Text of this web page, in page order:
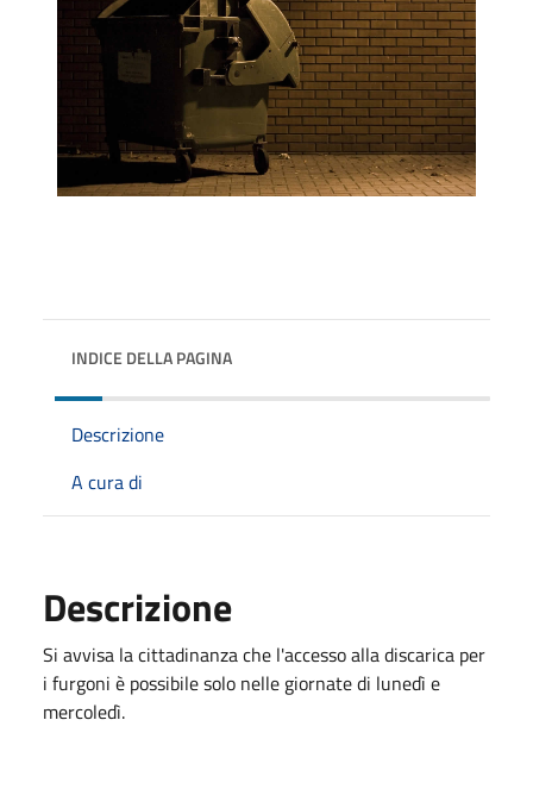
INDICE DELLA PAGINA
Descrizione
A cura di
Descrizione
Si avvisa la cittadinanza che l'accesso alla discarica per
i furgoni è possibile solo nelle giornate di lunedì e
mercoledì.